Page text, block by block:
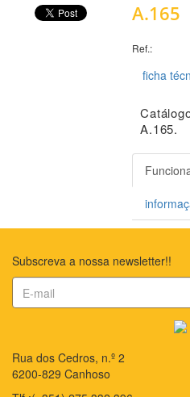
A.165
Ref.:
ficha
A.165.
Subscreva a nossa newsletter!!
Rua dos Cedros, n.º 2
6200-829 Canhoso